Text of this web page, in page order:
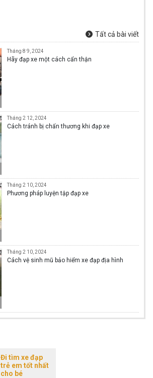
Tất cả bài viết
Tháng 8 9, 2024
Hãy đạp xe một cách cẩn thận
Tháng 2 12, 2024
Cách tránh bị chấn thương khi đạp xe
Tháng 2 10, 2024
Phương pháp luyện tập đạp xe
Tháng 2 10, 2024
Cách vệ sinh mũ bảo hiểm xe đạp địa hình
Đi tìm xe đạp
trẻ em tốt nhất
cho bé